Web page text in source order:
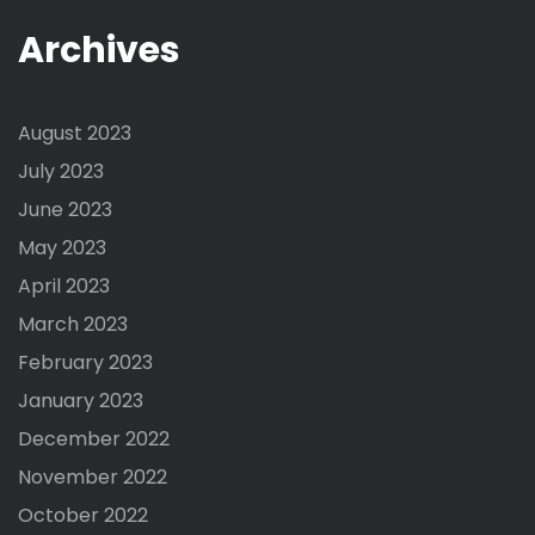
Archives
August 2023
July 2023
June 2023
May 2023
April 2023
March 2023
February 2023
January 2023
December 2022
November 2022
October 2022